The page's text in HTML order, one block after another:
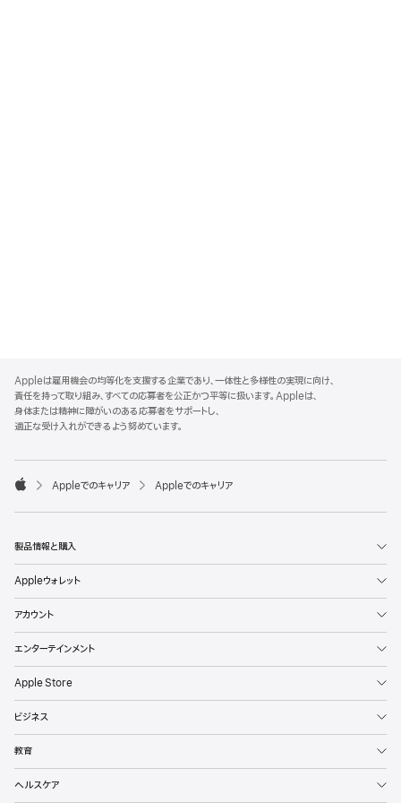
p
p
l
e
o
t
Appleは雇用機会の均等化を支援する企業であり、一体性と多様性の実現に向け、
責任を持って取り組み、すべての応募者を公正かつ平等に扱います。Appleは、
身体または精神に障がいのある応募者をサポートし、
適正な受け入れができるよう努めています。

p
l
Appleでのキャリア Appleでのキャリア
製品情報と購入
Appleウォレット
アカウント
エンターテインメント
Apple Store
ビジネス
教育
ヘルスケア